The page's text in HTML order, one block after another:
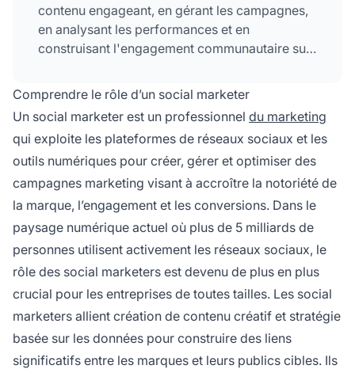
contenu engageant, en gérant les campagnes,
en analysant les performances et en
construisant l'engagement communautaire sur
Twitter, LinkedIn et TikTok.
Comprendre le rôle d’un social marketer
Un social marketer est un professionnel du marketing
qui exploite les plateformes de réseaux sociaux et les
outils numériques pour créer, gérer et optimiser des
campagnes marketing visant à accroître la notoriété de
la marque, l’engagement et les conversions. Dans le
paysage numérique actuel où plus de 5 milliards de
personnes utilisent activement les réseaux sociaux, le
rôle des social marketers est devenu de plus en plus
crucial pour les entreprises de toutes tailles. Les social
marketers allient création de contenu créatif et stratégie
basée sur les données pour construire des liens
significatifs entre les marques et leurs publics cibles. Ils